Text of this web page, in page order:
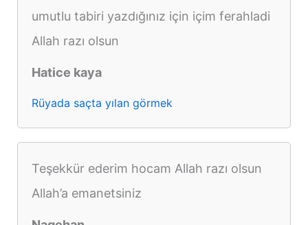
umutlu tabiri yazdığınız için içim ferahladi
Allah razı olsun
Hatice kaya
Rüyada saçta yılan görmek
Teşekkür ederim hocam Allah razı olsun
Allah’a emanetsiniz